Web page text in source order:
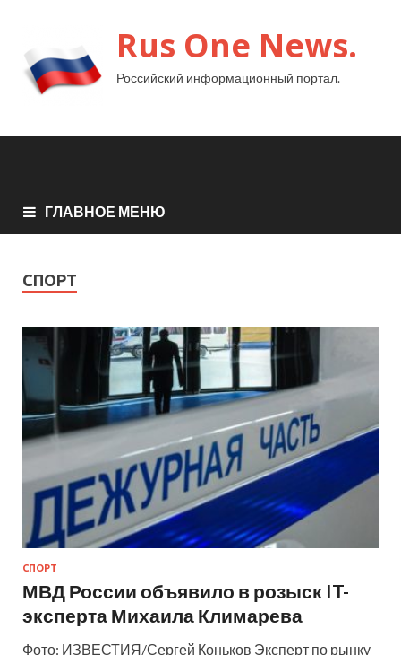
Rus One News.
Российский информационный портал.
ГЛАВНОЕ МЕНЮ
СПОРТ
СПОРТ
МВД России объявило в розыск IT-
эксперта Михаила Климарева
Фото: ИЗВЕСТИЯ/Сергей Коньков Эксперт по рынку